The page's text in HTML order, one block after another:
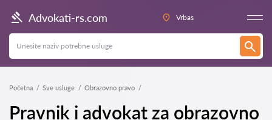
Advokati-rs.com Vrbas
Početna Sve usluge Obrazovno pravo
Pravnik i advokat za obrazovno